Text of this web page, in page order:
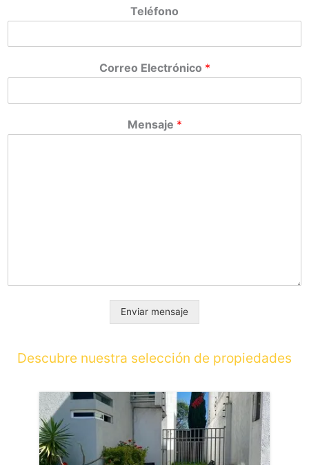
Teléfono
Correo Electrónico *
Mensaje *
Enviar mensaje
Descubre nuestra selección de propiedades